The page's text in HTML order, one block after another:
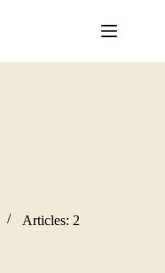
Articles: 2